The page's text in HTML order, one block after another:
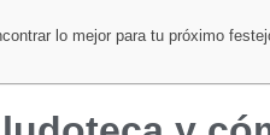
lo mejor para tu próximo